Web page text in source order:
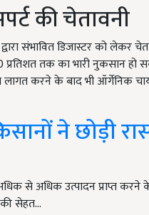
की चेतावनी
संभावित डिजास्टर को
प्रतिशत तक का भारी नुकसान हो
करने के बाद भी ऑर्गेनिक
ने छोड़ी
से अधिक उत्पादन प्राप्त करने
सेहत…